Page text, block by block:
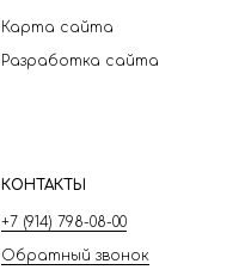
Карта сайта
Разработка сайта
КОНТАКТЫ
+7 (914) 798-08-00
Обратный звонок